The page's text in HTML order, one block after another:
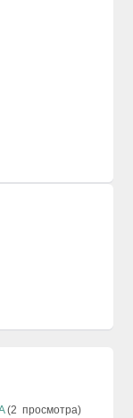
(2 просмотра)